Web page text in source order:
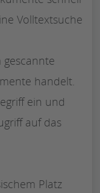
Volltextsuche
gescannte
handelt.
ein und
auf das
Platz